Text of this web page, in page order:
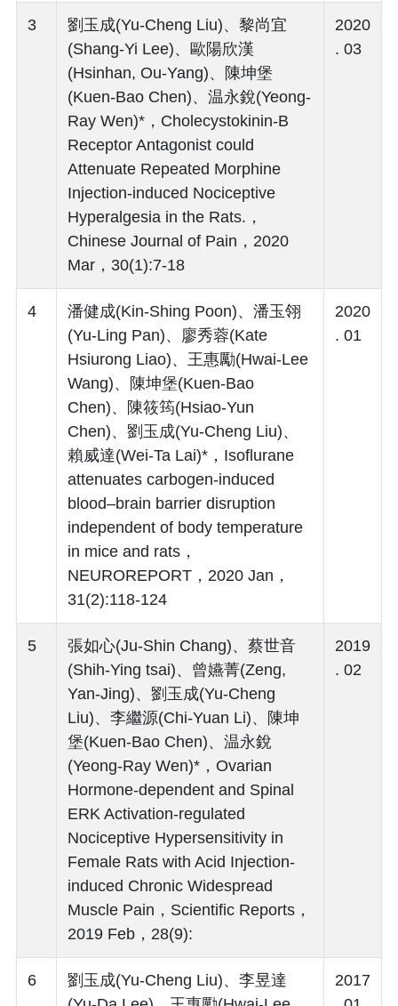
3
劉玉成(Yu-Cheng Liu)、黎尚宜
(Shang-Yi Lee)、歐陽欣漢
(Hsinhan, Ou-Yang)、陳坤堡
(Kuen-Bao Chen)、温永銳(Yeong-
Ray Wen)*，Cholecystokinin-B
Receptor Antagonist could
Attenuate Repeated Morphine
Injection-induced Nociceptive
Hyperalgesia in the Rats.，
Chinese Journal of Pain，2020
Mar，30(1):7-18
2020
. 03
4
潘健成(Kin-Shing Poon)、潘玉翎
(Yu-Ling Pan)、廖秀蓉(Kate
Hsiurong Liao)、王惠勵(Hwai-Lee
Wang)、陳坤堡(Kuen-Bao
Chen)、陳筱筠(Hsiao-Yun
Chen)、劉玉成(Yu-Cheng Liu)、
賴威達(Wei-Ta Lai)*，Isoflurane
attenuates carbogen-induced
blood–brain barrier disruption
independent of body temperature
in mice and rats，
NEUROREPORT，2020 Jan，
31(2):118-124
2020
. 01
5
張如心(Ju-Shin Chang)、蔡世音
(Shih-Ying tsai)、曾嬿菁(Zeng,
Yan-Jing)、劉玉成(Yu-Cheng
Liu)、李繼源(Chi-Yuan Li)、陳坤
堡(Kuen-Bao Chen)、温永銳
(Yeong-Ray Wen)*，Ovarian
Hormone-dependent and Spinal
ERK Activation-regulated
Nociceptive Hypersensitivity in
Female Rats with Acid Injection-
induced Chronic Widespread
Muscle Pain，Scientific Reports，
2019 Feb，28(9):
2019
. 02
6
劉玉成(Yu-Cheng Liu)、李昱達
2017